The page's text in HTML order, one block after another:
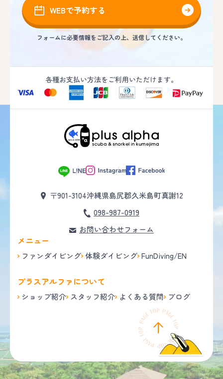
WEBで予約する
フォームに必要情報をご記入の上、送信してください。
各種お支払い方法をご利用いただけます。
〒901-3104沖縄県島尻郡久米島町真謝12
098-987-0919
お問い合わせフォーム
メニュー
ファンダイビング 体験ダイビング FunDiving/EN
プラスアルファについて
ショップ紹介 スタッフ紹介 よくある質問 ブログ